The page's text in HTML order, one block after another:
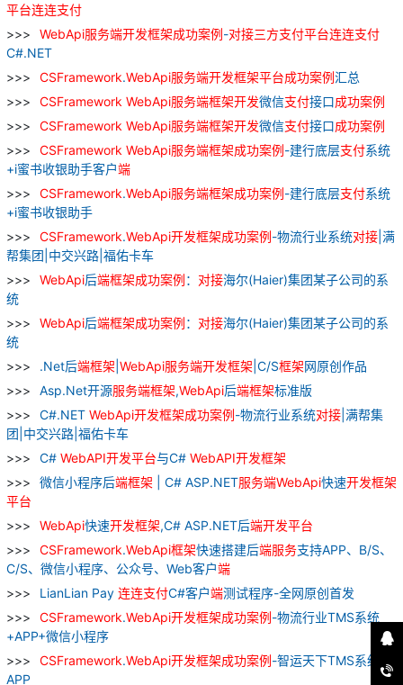
平台连连支付
WebApi服务端开发框架成功案例-对接三方支付平台连连支付
C#.NET
CSFramework.WebApi服务端开发框架平台成功案例汇总
CSFramework WebApi服务端框架开发微信支付接口成功案例
CSFramework WebApi服务端框架开发微信支付接口成功案例
CSFramework WebApi服务端框架成功案例-建行底层支付系统
+i蜜书收银助手客户端
CSFramework.WebApi服务端框架成功案例-建行底层支付系统
+i蜜书收银助手
CSFramework.WebApi开发框架成功案例-物流行业系统对接 |满
帮集团|中交兴路|福佑卡车
WebApi后端框架成功案例： 对接海尔(Haier)集团某子公司的系
统
WebApi后端框架成功案例： 对接海尔(Haier)集团某子公司的系
统
.Net后端框架 WebApi服务端开发框架 |C/S框架网原创作品
Asp.Net开源服务端框架,WebApi后端框架标准版
C#.NET WebApi开发框架成功案例-物流行业系统对接 |满帮集
团|中交兴路|福佑卡车
C# WebAPI开发平台与C# WebAPI开发框架
微信小程序后端框架 | C# ASP.NET服务端WebApi快速开发框架
平台
WebApi快速开发框架,C# ASP.NET后端开发平台
CSFramework.WebApi框架快速搭建后端服务支持APP、B/S、
C/S、微信小程序、公众号、Web客户端
LianLian Pay 连连支付C#客户端测试程序-全网原创首发
CSFramework.WebApi开发框架成功案例-物流行业TMS系统
+APP+微信小程序
CSFramework.WebApi开发框架成功案例-智运天下TMS系统
APP